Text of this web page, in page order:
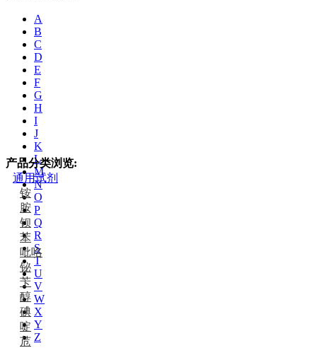
A
B
C
D
E
F
G
H
I
J
K
L
M
N
O
P
Q
R
S
T
U
V
W
X
Y
Z
产品分类浏览:
通用试剂
铵
胺
钡
苯
吡咯
铋
苄
醇
碘
啶
苊